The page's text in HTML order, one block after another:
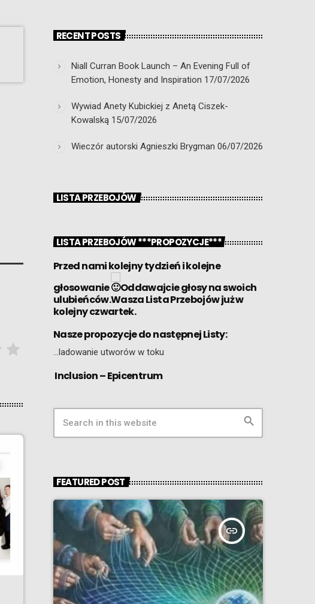
RECENT POSTS
Niall Curran Book Launch – An Evening Full of
Emotion, Honesty and Inspiration 17/07/2026
Wywiad Anety Kubickiej z Anetą Ciszek-
Kowalską 15/07/2026
Wieczór autorski Agnieszki Brygman 06/07/2026
LISTA PRZEBOJÓW
LISTA PRZEBOJÓW ***PROPOZYCJE***
Przed nami kolejny tydzień i kolejne
głosowanie
Oddawajcie głosy na swoich
ulubieńców.Wasza Lista Przebojów już w
kolejny czwartek.
Nasze propozycje do następnej Listy:
…ladowanie utworów w toku
Inclusion – Epicentrum
search
FEATURED POST
insert_link